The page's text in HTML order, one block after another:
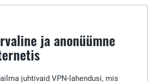
ja anonüümne
juhtivaid VPN-lahendusi, mis